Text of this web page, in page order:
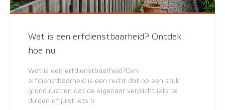
Wat is een erfdienstbaarheid? Ontdek
hoe nu
Wat is een erfdienstbaarheid?Een
erfdienstbaarheid is een recht dat op een stuk
grond rust en dat de eigenaar verplicht iets te
dulden of juist iets n